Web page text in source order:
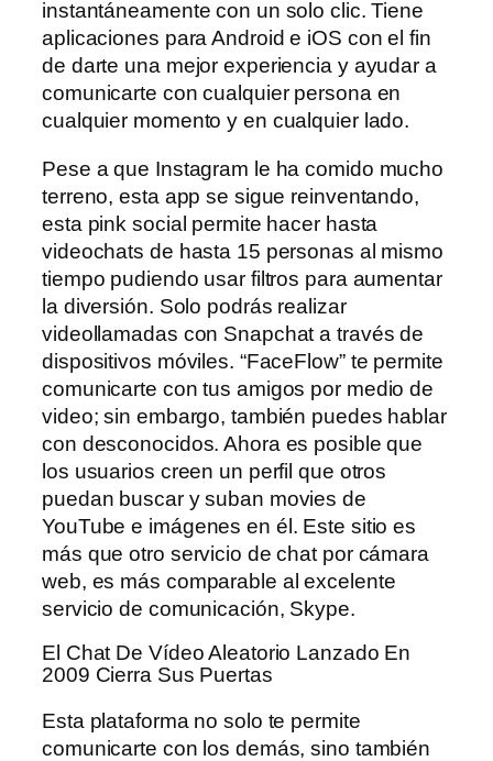
instantáneamente con un solo clic. Tiene
aplicaciones para Android e iOS con el fin
de darte una mejor experiencia y ayudar a
comunicarte con cualquier persona en
cualquier momento y en cualquier lado.
Pese a que Instagram le ha comido mucho
terreno, esta app se sigue reinventando,
esta pink social permite hacer hasta
videochats de hasta 15 personas al mismo
tiempo pudiendo usar filtros para aumentar
la diversión. Solo podrás realizar
videollamadas con Snapchat a través de
dispositivos móviles. “FaceFlow” te permite
comunicarte con tus amigos por medio de
video; sin embargo, también puedes hablar
con desconocidos. Ahora es posible que
los usuarios creen un perfil que otros
puedan buscar y suban movies de
YouTube e imágenes en él. Este sitio es
más que otro servicio de chat por cámara
web, es más comparable al excelente
servicio de comunicación, Skype.
El Chat De Vídeo Aleatorio Lanzado En
2009 Cierra Sus Puertas
Esta plataforma no solo te permite
comunicarte con los demás, sino también